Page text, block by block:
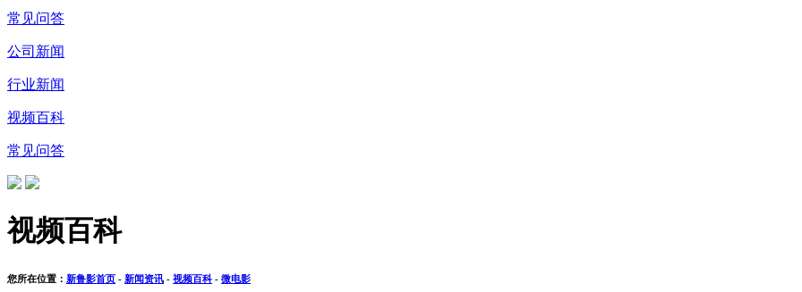
常见问答
公司新闻
行业新闻
视频百科
常见问答
视频百科
您所在位置： 新鲁影首页 - 新闻资讯 - 视频百科 - 微电影